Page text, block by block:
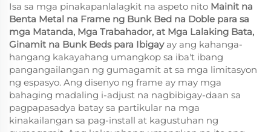
Isa sa mga pinakapanlalagkit na aspeto nito Mainit na
Benta Metal na Frame ng Bunk Bed na Doble para sa
mga Matanda, Mga Trabahador, at Mga Lalaking Bata,
Ginamit na Bunk Beds para Ibigay ay ang kahanga-
hangang kakayahang umangkop sa iba't ibang
pangangailangan ng gumagamit at sa mga limitasyon
ng espasyo. Ang disenyo ng frame ay may mga
bahaging madaling i-adjust na nagbibigay-daan sa
pagpapasadya batay sa partikular na mga
kinakailangan sa pag-install at kagustuhan ng